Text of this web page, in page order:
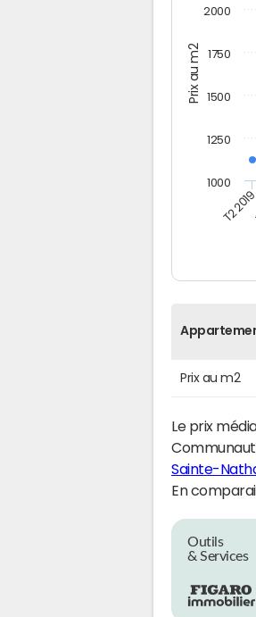
Prix au m2
T2 2019
1000
1250
1500
1750
2000
Prix au m2
Le prix
Sainte-
En
Outils
& Services